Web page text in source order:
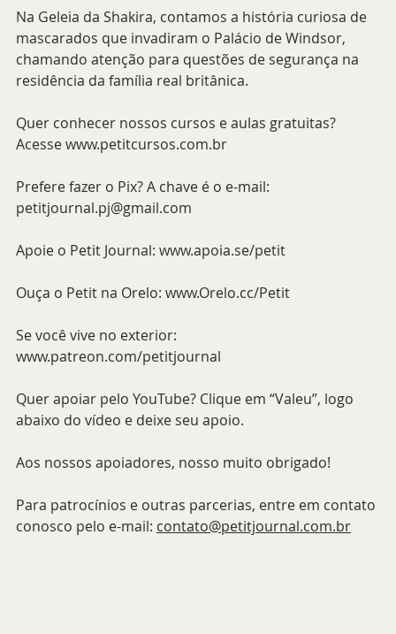
Na Geleia da Shakira, contamos a história curiosa de
mascarados que invadiram o Palácio de Windsor,
chamando atenção para questões de segurança na
residência da família real britânica.
Quer conhecer nossos cursos e aulas gratuitas?
Acesse www.petitcursos.com.br
Prefere fazer o Pix? A chave é o e-mail:
petitjournal.pj@gmail.com
Apoie o Petit Journal: www.apoia.se/petit
Ouça o Petit na Orelo: www.Orelo.cc/Petit
Se você vive no exterior:
www.patreon.com/petitjournal
Quer apoiar pelo YouTube? Clique em “Valeu”, logo
abaixo do vídeo e deixe seu apoio.
Aos nossos apoiadores, nosso muito obrigado!
Para patrocínios e outras parcerias, entre em contato
conosco pelo e-mail: contato@petitjournal.com.br